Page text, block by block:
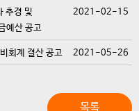
추경 및
예산 공고
2021-02-15
회계 결산 공고 2021-05-26
목록